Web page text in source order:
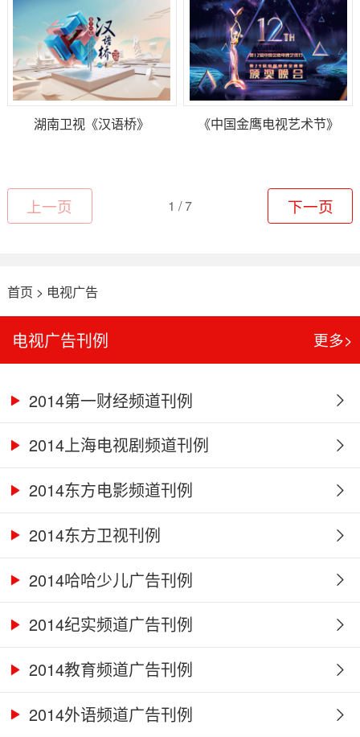
湖南卫视《汉语桥》 《中国金鹰电视艺术节》
上一页 1 / 7 下一页
首页 > 电视广告
电视广告刊例 更多>
2014第一财经频道刊例
2014上海电视剧频道刊例
2014东方电影频道刊例
2014东方卫视刊例
2014哈哈少儿广告刊例
2014纪实频道广告刊例
2014教育频道广告刊例
2014外语频道广告刊例